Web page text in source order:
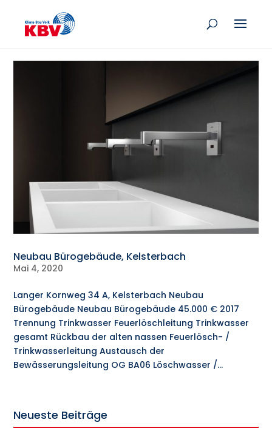
Neubau Bürogebäude, Kelsterbach
Mai 4, 2020
Langer Kornweg 34 A, Kelsterbach Neubau
Bürogebäude Neubau Bürogebäude 45.000 € 2017
Trennung Trinkwasser Feuerlöschleitung Trinkwasser
gesamt Rückbau der alten nassen Feuerlösch- /
Trinkwasserleitung Austausch der
Bewässerungsleitung OG BA06 Löschwasser /...
Neueste Beiträge